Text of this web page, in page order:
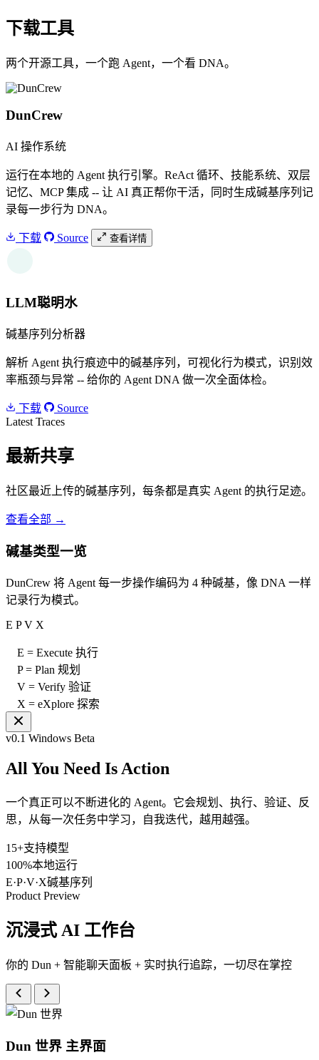
下载工具
两个开源工具，一个跑 Agent，一个看 DNA。
DunCrew
AI 操作系统
运行在本地的 Agent 执行引擎。ReAct 循环、技能系统、双层
记忆、MCP 集成 -- 让 AI 真正帮你干活，同时生成碱基序列记
录每一步行为 DNA。
下载 Source 查看详情
LLM聪明水
碱基序列分析器
解析 Agent 执行痕迹中的碱基序列，可视化行为模式，识别效
率瓶颈与异常 -- 给你的 Agent DNA 做一次全面体检。
下载
Source
Latest Traces
最新共享
社区最近上传的碱基序列，每条都是真实 Agent 的执行足迹。
查看全部 →
碱基类型一览
DunCrew 将 Agent 每一步操作编码为 4 种碱基，像 DNA 一样
记录行为模式。
E P V X
E = Execute 执行
P = Plan 规划
V = Verify 验证
X = eXplore 探索
v0.1 Windows Beta
All You Need Is Action
一个真正可以不断进化的 Agent。它会规划、执行、验证、反
思，从每一次任务中学习，自我迭代，越用越强。
15+支持模型
100%本地运行
E·P·V·X碱基序列
Product Preview
沉浸式 AI 工作台
你的 Dun + 智能聊天面板 + 实时执行追踪，一切尽在掌控
Dun 世界 主界面